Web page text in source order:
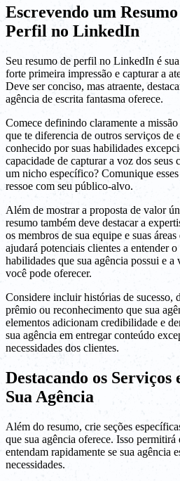
Escrevendo um
Perfil no LinkedIn
Seu resumo de perfil no LinkedIn é
forte primeira impressão e capturar a
Deve ser conciso, mas atraente,
agência de escrita fantasma oferece.
Comece definindo claramente a
que te diferencia de outros serviços de
conhecido por suas habilidades
capacidade de capturar a voz dos seus
um nicho específico? Comunique
ressoe com seu público-alvo.
Além de mostrar a proposta de valor
resumo também deve destacar a
os membros de sua equipe e suas
ajudará potenciais clientes a entender
habilidades que sua agência possui e a
você pode oferecer.
Considere incluir histórias de sucesso,
prêmio ou reconhecimento que sua
elementos adicionam credibilidade e
sua agência em entregar conteúdo
necessidades dos clientes.
Destacando os Serviços
Sua Agência
Além do resumo, crie seções
que sua agência oferece. Isso
entendam rapidamente se sua agência
necessidades.